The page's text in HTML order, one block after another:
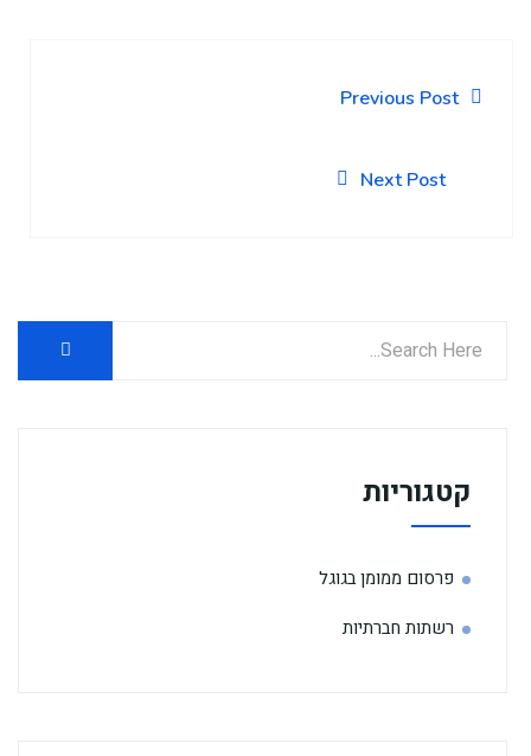
Previous Post
Next Post
קטגוריות
פרסום ממומן בגוגל
רשתות חברתיות